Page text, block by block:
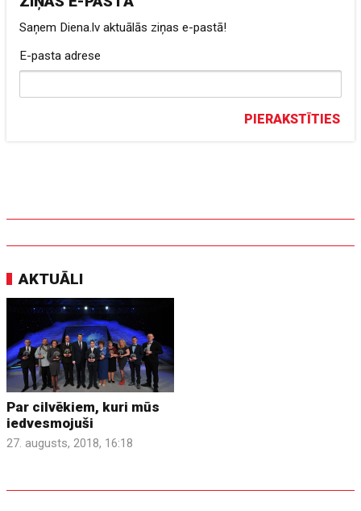
Saņem Diena.lv aktuālās ziņas e-pastā!
E-pasta adrese
PIERAKSTĪTIES
AKTUĀLI
Par cilvēkiem, kuri mūs
iedvesmojuši
27. augusts, 2018, 16:18